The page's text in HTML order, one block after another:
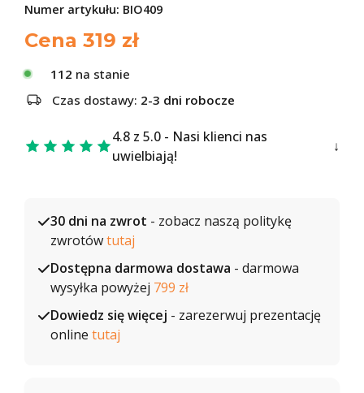
Numer artykułu: BIO409
Cena 319 zł
112 na stanie
Czas dostawy: 2-3 dni robocze
4.8 z 5.0 - Nasi klienci nas
uwielbiają!
30 dni na zwrot - zobacz naszą politykę
zwrotówtutaj
Dostępna darmowa dostawa - darmowa
wysyłka powyżej 799 zł
Dowiedz się więcej - zarezerwuj prezentację
online tutaj